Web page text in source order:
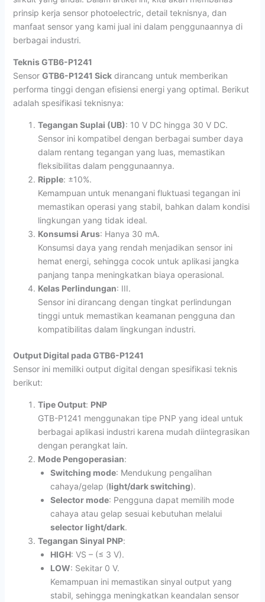
prinsip kerja sensor photoelectric, detail teknisnya, dan
manfaat sensor yang kami jual ini dalam penggunaannya di
berbagai industri.
Teknis GTB6-P1241
Sensor GTB6-P1241 Sickdirancang untuk memberikan
performa tinggi dengan efisiensi energi yang optimal. Berikut
adalah spesifikasi teknisnya:
Tegangan Suplai (UB): 10 V DC hingga 30 V DC.
Sensor ini kompatibel dengan berbagai sumber daya
dalam rentang tegangan yang luas, memastikan
fleksibilitas dalam penggunaannya.
Ripple: ±10%.
Kemampuan untuk menangani fluktuasi tegangan ini
memastikan operasi yang stabil, bahkan dalam kondisi
lingkungan yang tidak ideal.
Konsumsi Arus: Hanya 30 mA.
Konsumsi daya yang rendah menjadikan sensor ini
hemat energi, sehingga cocok untuk aplikasi jangka
panjang tanpa meningkatkan biaya operasional.
Kelas Perlindungan: III.
Sensor ini dirancang dengan tingkat perlindungan
tinggi untuk memastikan keamanan pengguna dan
kompatibilitas dalam lingkungan industri.
Output Digital pada GTB6-P1241
Sensor ini memiliki output digital dengan spesifikasi teknis
berikut:
Tipe Output: PNP
GTB-P1241 menggunakan tipe PNP yang ideal untuk
berbagai aplikasi industri karena mudah diintegrasikan
dengan perangkat lain.
Mode Pengoperasian:
Switching mode: Mendukung pengalihan
cahaya/gelap (light/dark switching).
Selector mode: Pengguna dapat memilih mode
cahaya atau gelap sesuai kebutuhan melalui
selector light/dark.
Tegangan Sinyal PNP:
HIGH: VS – (≤ 3 V).
LOW: Sekitar 0 V.
Kemampuan ini memastikan sinyal output yang
stabil, sehingga meningkatkan keandalan sensor